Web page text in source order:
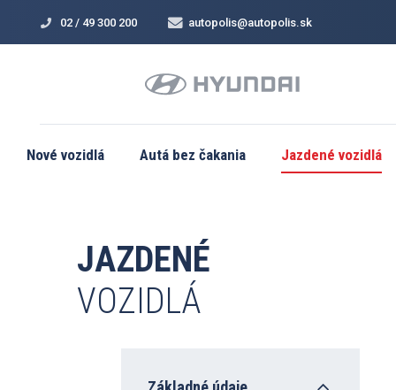
02 / 49 300 200 autopolis@autopolis.sk
Nové vozidlá Autá bez čakania Jazdené vozidlá
JAZDENÉ
VOZIDLÁ